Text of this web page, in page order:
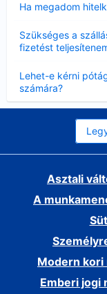
Ha megadom
Szükséges a
fizetést
Lehet-e kérni
számára?
Asztali
A
Modern kori
Emberi jogi